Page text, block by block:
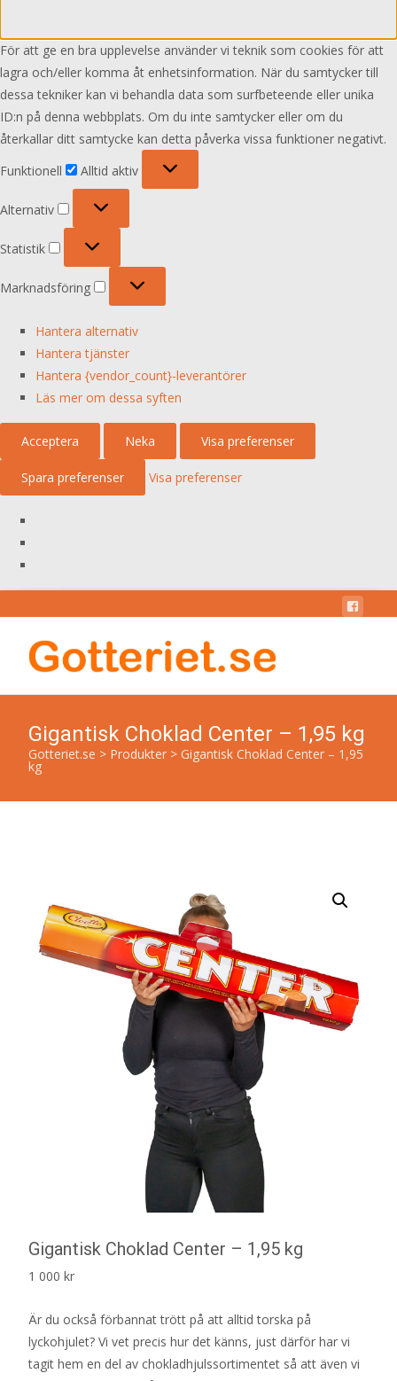
För att ge en bra upplevelse använder vi teknik som cookies för att
lagra och/eller komma åt enhetsinformation. När du samtycker till
dessa tekniker kan vi behandla data som surfbeteende eller unika
ID:n på denna webbplats. Om du inte samtycker eller om du
återkallar ditt samtycke kan detta påverka vissa funktioner negativt.
Funktionell
Alltid aktiv
Alternativ
Statistik
Marknadsföring
Hantera alternativ
Hantera tjänster
Hantera {vendor_count}-leverantörer
Läs mer om dessa syften
Acceptera Neka Visa preferenser
Spara preferenser Visa preferenser
Gigantisk Choklad Center – 1,95 kg
Gotteriet.se > Produkter > Gigantisk Choklad Center – 1,95
kg
Gigantisk Choklad Center – 1,95 kg
1 000 kr
Är du också förbannat trött på att alltid torska på
lyckohjulet? Vi vet precis hur det känns, just därför har vi
tagit hem en del av chokladhjulssortimentet så att även vi